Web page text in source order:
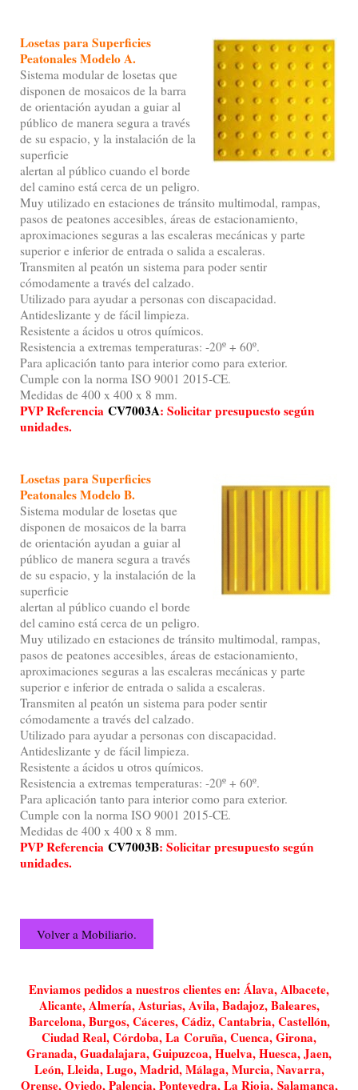
Losetas para Superficies
Peatonales Modelo A.
Sistema modular de losetas que
disponen de mosaicos de la barra
de orientación ayudan a guiar al
público de manera segura a través
de su espacio, y la instalación de la
superficie
alertan al público cuando el borde
del camino está cerca de un peligro.
Muy utilizado en estaciones de tránsito multimodal, rampas,
pasos de peatones accesibles, áreas de estacionamiento,
aproximaciones seguras a las escaleras mecánicas y parte
superior e inferior de entrada o salida a escaleras.
Transmiten al peatón un sistema para poder sentir
cómodamente a través del calzado.
Utilizado para ayudar a personas con discapacidad.
Antideslizante y de fácil limpieza.
Resistente a ácidos u otros químicos.
Resistencia a extremas temperaturas: -20º + 60º.
Para aplicación tanto para interior como para exterior.
Cumple con la norma ISO 9001 2015-CE.
Medidas de 400 x 400 x 8 mm.
PVP Referencia CV7003A: Solicitar presupuesto según
unidades.
Losetas para Superficies
Peatonales Modelo B.
Sistema modular de losetas que
disponen de mosaicos de la barra
de orientación ayudan a guiar al
público de manera segura a través
de su espacio, y la instalación de la
superficie
alertan al público cuando el borde
del camino está cerca de un peligro.
Muy utilizado en estaciones de tránsito multimodal, rampas,
pasos de peatones accesibles, áreas de estacionamiento,
aproximaciones seguras a las escaleras mecánicas y parte
superior e inferior de entrada o salida a escaleras.
Transmiten al peatón un sistema para poder sentir
cómodamente a través del calzado.
Utilizado para ayudar a personas con discapacidad.
Antideslizante y de fácil limpieza.
Resistente a ácidos u otros químicos.
Resistencia a extremas temperaturas: -20º + 60º.
Para aplicación tanto para interior como para exterior.
Cumple con la norma ISO 9001 2015-CE.
Medidas de 400 x 400 x 8 mm.
PVP Referencia CV7003B: Solicitar presupuesto según
unidades.
Volver a Mobiliario.
Enviamos pedidos a nuestros clientes en: Álava, Albacete,
Alicante, Almería, Asturias, Avila, Badajoz, Baleares,
Barcelona, Burgos, Cáceres, Cádiz, Cantabria, Castellón,
Ciudad Real, Córdoba, La Coruña, Cuenca, Girona,
Granada, Guadalajara, Guipuzcoa, Huelva, Huesca, Jaen,
León, Lleida, Lugo, Madrid, Málaga, Murcia, Navarra,
Orense, Oviedo, Palencia, Pontevedra, La Rioja, Salamanca,